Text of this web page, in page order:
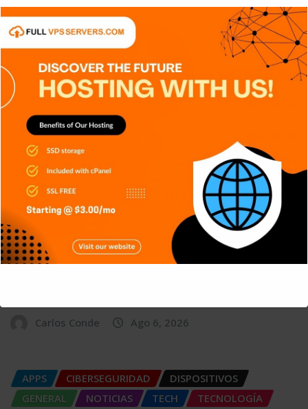
APPS DISPOSITIVOS GENERAL
NOTICIAS
TECH
TECNOLOGÍA
Reconocimiento facial con
Inteligencia Artificial
Carlos Conde
APPS DISPOSITIVOS GENERAL
NOTICIAS
SERIES
SERVICIOS DE TRANSMISIÓN
SIN CATEGORÍA
TECH TECNOLOGÍA
Carlos Conde Ago 6, 2026
APPS CIBERSEGURIDAD
DISPOSITIVOS
GENERAL
NOTICIAS TECH TECNOLOGÍA